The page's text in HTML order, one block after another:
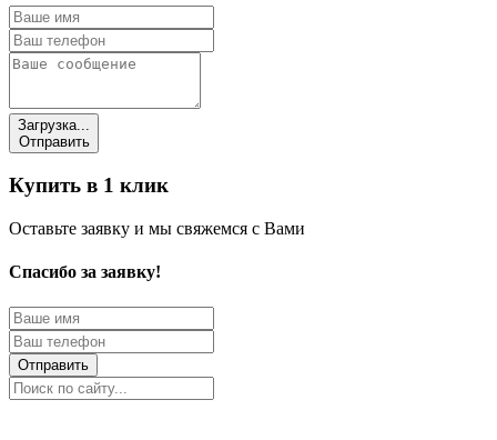
Загрузка...
Отправить
Купить в 1 клик
Оставьте заявку и мы свяжемся с Вами
Спасибо за заявку!
Отправить